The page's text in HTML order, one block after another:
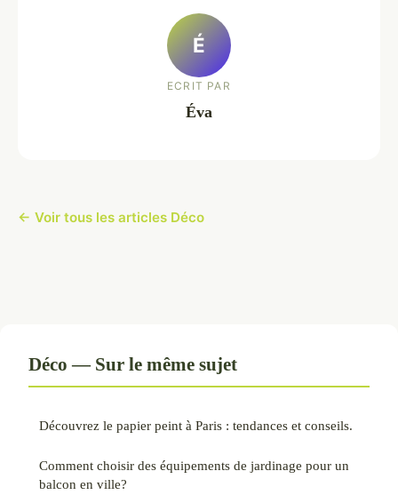
É
ECRIT PAR
Éva
← Voir tous les articles Déco
Déco — Sur le même sujet
Découvrez le papier peint à Paris : tendances et conseils.
Comment choisir des équipements de jardinage pour un
balcon en ville?